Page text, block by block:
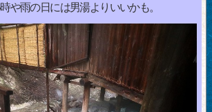
や雨の日には男湯よりいいかも。